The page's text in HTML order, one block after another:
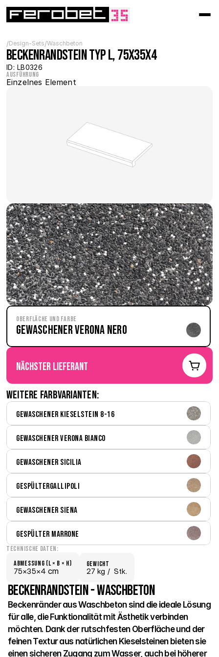
/Design-Sets/Waschbeton
Beckenrandstein Typ L, 75x35x4
ID: LB0326
Ausführung
Einzelnes Element
Oberfläche und Farbe
Gewaschener Verona nero
nächster Lieferant
Weitere Farbvarianten:
Gewaschener Kieselstein 8-16
Gewaschener Verona bianco
Gewaschener Sicilia
GespülterGallipoli
Gewaschener Siena
Gespülter Marrone
Technische Daten:
Abmessung (L × B × H)
75×35×4 cm
Gewicht
27 kg /
  Stk.
Beckenrandstein - Waschbeton
Beckenränder aus Waschbeton sind die ideale Lösung
für alle, die Funktionalität mit Ästhetik verbinden
möchten. Dank der rutschfesten Oberfläche und der
feinen Textur aus natürlichen Kieselsteinen bieten sie
einen sicheren Zugang zum Wasser, auch bei höherer